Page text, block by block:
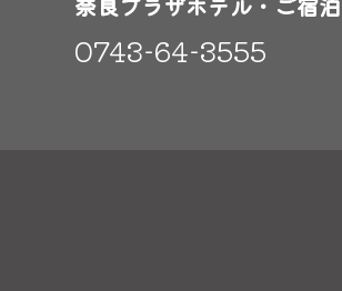
0743-64-3555